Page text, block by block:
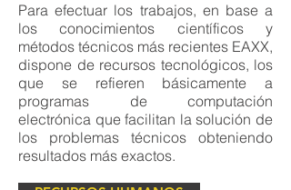
Para efectuar los trabajos, en base a
los conocimientos científicos y
métodos técnicos más recientes EAXX,
dispone de recursos tecnológicos, los
que se refieren básicamente a
programas de computación
electrónica que facilitan la solución de
los problemas técnicos obteniendo
resultados más exactos.